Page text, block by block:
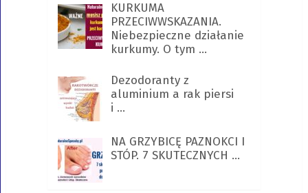
KURKUMA
PRZECIWWSKAZANIA.
Niebezpieczne działanie
kurkumy. O tym …
Dezodoranty z
aluminium a rak piersi
i …
NA GRZYBICĘ PAZNOKCI I
STÓP. 7 SKUTECZNYCH …